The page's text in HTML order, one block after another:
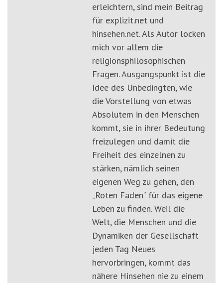
erleichtern, sind mein Beitrag
für explizit.net und
hinsehen.net. Als Autor locken
mich vor allem die
religionsphilosophischen
Fragen. Ausgangspunkt ist die
Idee des Unbedingten, wie
die Vorstellung von etwas
Absolutem in den Menschen
kommt, sie in ihrer Bedeutung
freizulegen und damit die
Freiheit des einzelnen zu
stärken, nämlich seinen
eigenen Weg zu gehen, den
„Roten Faden“ für das eigene
Leben zu finden. Weil die
Welt, die Menschen und die
Dynamiken der Gesellschaft
jeden Tag Neues
hervorbringen, kommt das
nähere Hinsehen nie zu einem